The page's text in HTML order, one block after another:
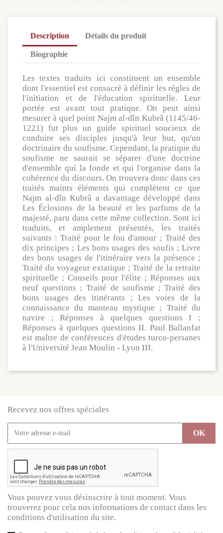
Description Détails du produit
Biographie
Les textes traduits ici constituent un ensemble
dont l'essentiel est consacré à définir les règles de
l'initiation et de l'éducation spirituelle. Leur
portée est avant tout pratique. On peut ainsi
mesurer à quel point Najm al-dîn Kubrâ (1145/46-
1221) fut plus un guide spirituel soucieux de
conduire ses disciples jusqu'à leur but, qu'un
doctrinaire du soufisme. Cependant, la pratique du
soufisme ne saurait se séparer d'une doctrine
d'ensemble qui la fonde et qui l'organise dans la
cohérence du discours. On trouvera donc dans ces
traités maints éléments qui complètent ce que
Najm al-dîn Kubrâ a davantage développé dans
Les Éclosions de la beauté et les parfums de la
majesté, paru dans cette même collection. Sont ici
traduits, et amplement présentés, les traités
suivants : Traité pour le fou d'amour ; Traité des
dix principes ; Les bons usages des soufis ; Livre
des bons usages de l'itinéraire vers la présence ;
Traité du voyageur extatique ; Traité de la retraite
spirituelle ; Conseils pour l'élite ; Réponses aux
neuf questions ; Traité de soufisme ; Traité des
bons usages des itinérants ; Les voies de la
connaissance du manteau mystique ; Traité du
navire ; Réponses à quelques questions I ;
Réponses à quelques questions II. Paul Ballanfat
est maître de conférences d'études turco-persanes
à l'Université Jean Moulin - Lyon III.
Recevez nos offres spéciales
Vous pouvez vous désinscrire à tout moment. Vous
trouverez pour cela nos informations de contact dans les
conditions d'utilisation du site.